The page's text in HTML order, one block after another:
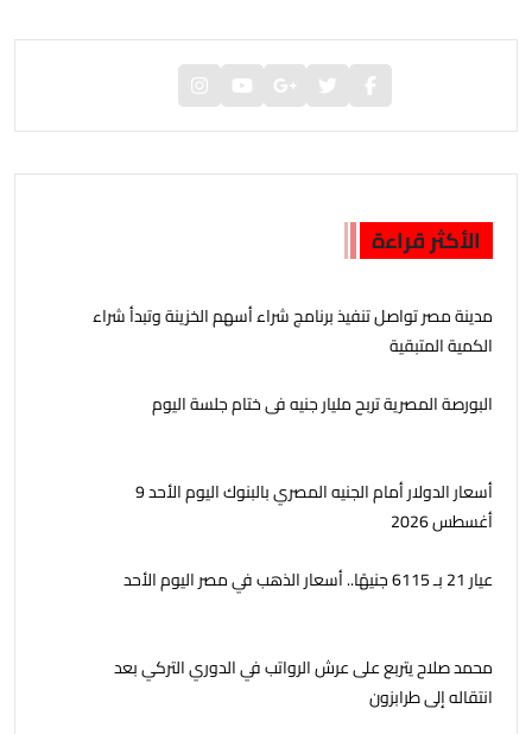
الأكثر قراءة
مدينة مصر تواصل تنفيذ برنامج شراء أسهم الخزينة وتبدأ شراء
الكمية المتبقية
البورصة المصرية تربح مليار جنيه فى ختام جلسة اليوم
أسعار الدولار أمام الجنيه المصري بالبنوك اليوم الأحد 9
أغسطس 2026
عيار 21 بـ 6115 جنيهًا.. أسعار الذهب في مصر اليوم الأحد
محمد صلاح يتربع على عرش الرواتب في الدوري التركي بعد
انتقاله إلى طرابزون